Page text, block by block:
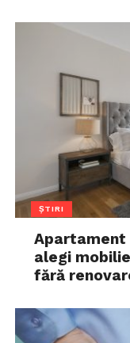
ȘTIRI
Apartament
alegi
fără